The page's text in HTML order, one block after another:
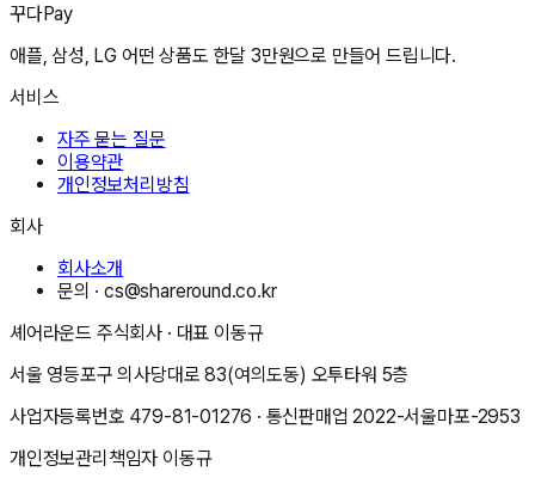
꾸다Pay
애플, 삼성, LG 어떤 상품도 한달 3만원으로 만들어 드립니다.
서비스
자주 묻는 질문
이용약관
개인정보처리방침
회사
회사소개
문의 ·cs@shareround.co.kr
셰어라운드 주식회사 · 대표 이동규
서울 영등포구 의사당대로 83(여의도동) 오투타워 5층
사업자등록번호 479-81-01276 · 통신판매업2022-서울마포-2953
개인정보관리책임자 이동규